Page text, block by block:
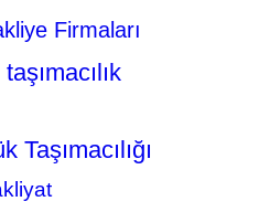
Firmaları
Taşımacılığı